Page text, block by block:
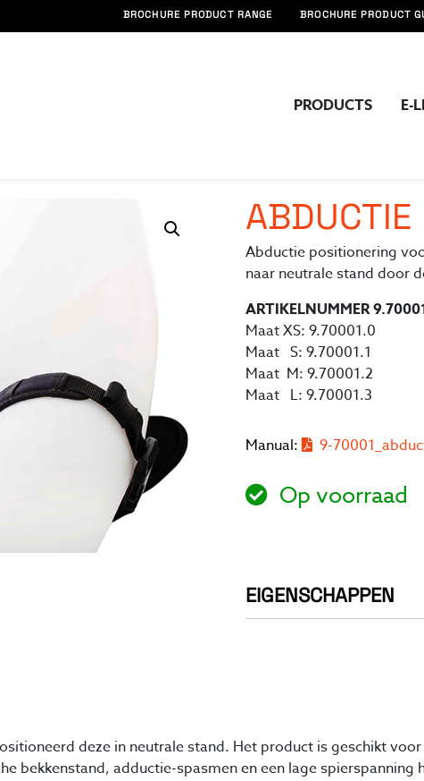
BROCHURE PRODUCT RANGE BROCHURE PRODUCT
PRODUCTS E-
ABDUCTIE
Abductie positionering
naar neutrale stand door
ARTIKELNUMMER
Maat XS: 9.70001.0
Maat S: 9.70001.1
Maat M: 9.70001.2
Maat L: 9.70001.3
Manual: 9-
Op voorraad
EIGENSCHAPPEN
deze in neutrale stand. Het product is geschikt
bekkenstand, adductie-spasmen en een lage spierspanning